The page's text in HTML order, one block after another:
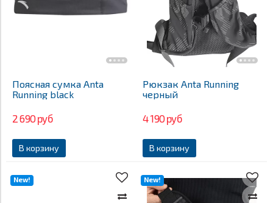
Поясная сумка Anta
Running black
2 690 руб
В корзину
Рюкзак Anta Running
черный
4 190 руб
В корзину
New! New!